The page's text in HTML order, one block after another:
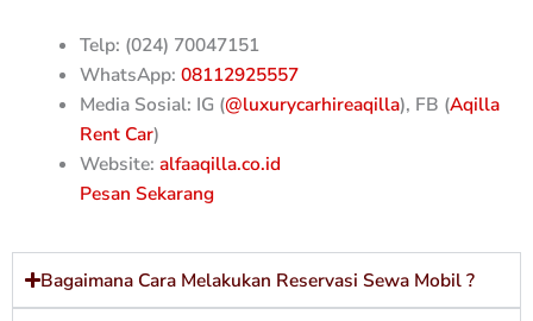
Telp: (024) 70047151
WhatsApp: 08112925557
Media Sosial: IG (@luxurycarhireaqilla), FB (Aqilla
Rent Car)
Website: alfaaqilla.co.id
Pesan Sekarang
Bagaimana Cara Melakukan Reservasi Sewa Mobil ?